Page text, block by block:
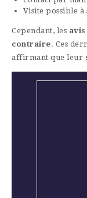
Visite possible à
Cependant, les
contraire. Ces
affirmant que leur